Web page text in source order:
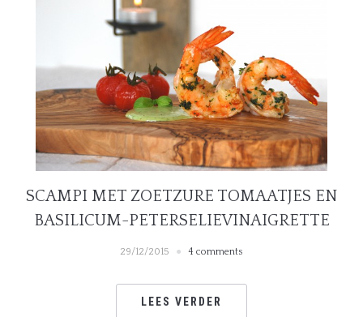
SCAMPI MET ZOETZURE TOMAATJES EN
BASILICUM-PETERSELIEVINAIGRETTE
29/12/2015 4 comments
LEES VERDER